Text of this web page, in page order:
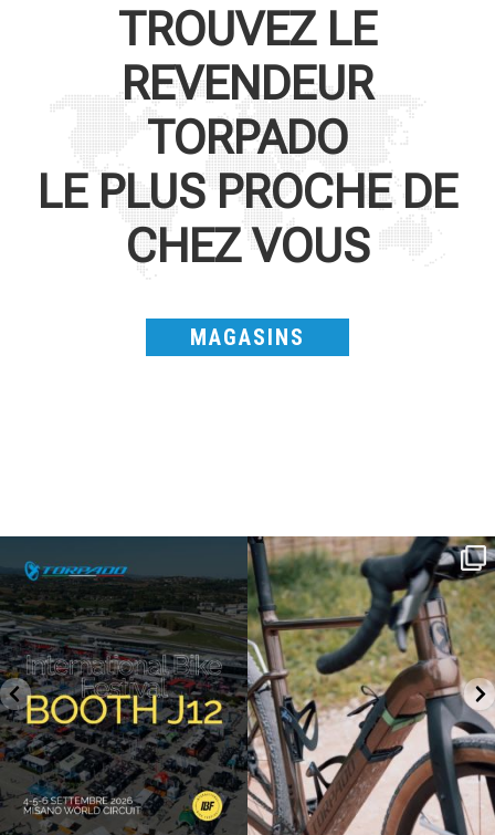
TROUVEZ LE
REVENDEUR
TORPADO
LE PLUS PROCHE DE
CHEZ VOUS
MAGASINS
IBF sta per...
17 1
Kepler R è la gravel pensata per affrontare
lunghe...
26 0